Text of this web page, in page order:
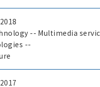
-- Multimedia
--